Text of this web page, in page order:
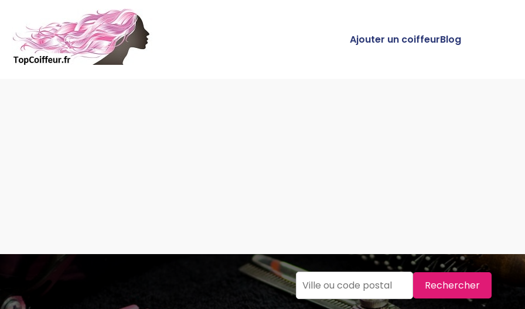
Ajouter un coiffeurBlog
Rechercher